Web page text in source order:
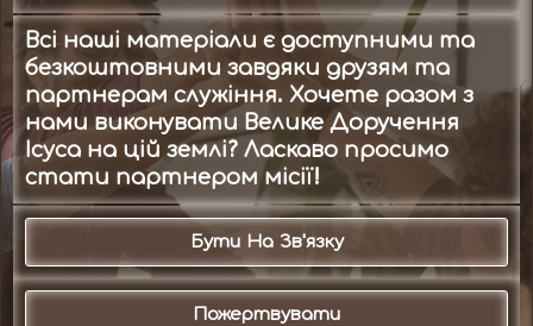
Всі наші матеріали є доступними та
безкоштовними завдяки друзям та
партнерам служіння. Хочете разом з
нами виконувати Велике Доручення
Ісуса на цій землі? Ласкаво просимо
стати партнером місії!
Бути На Зв'язку
Пожертвувати